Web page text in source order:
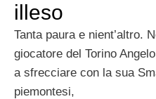
illeso
Tanta paura e nient’altro.
giocatore del Torino
a sfrecciare con la sua
piemontesi,